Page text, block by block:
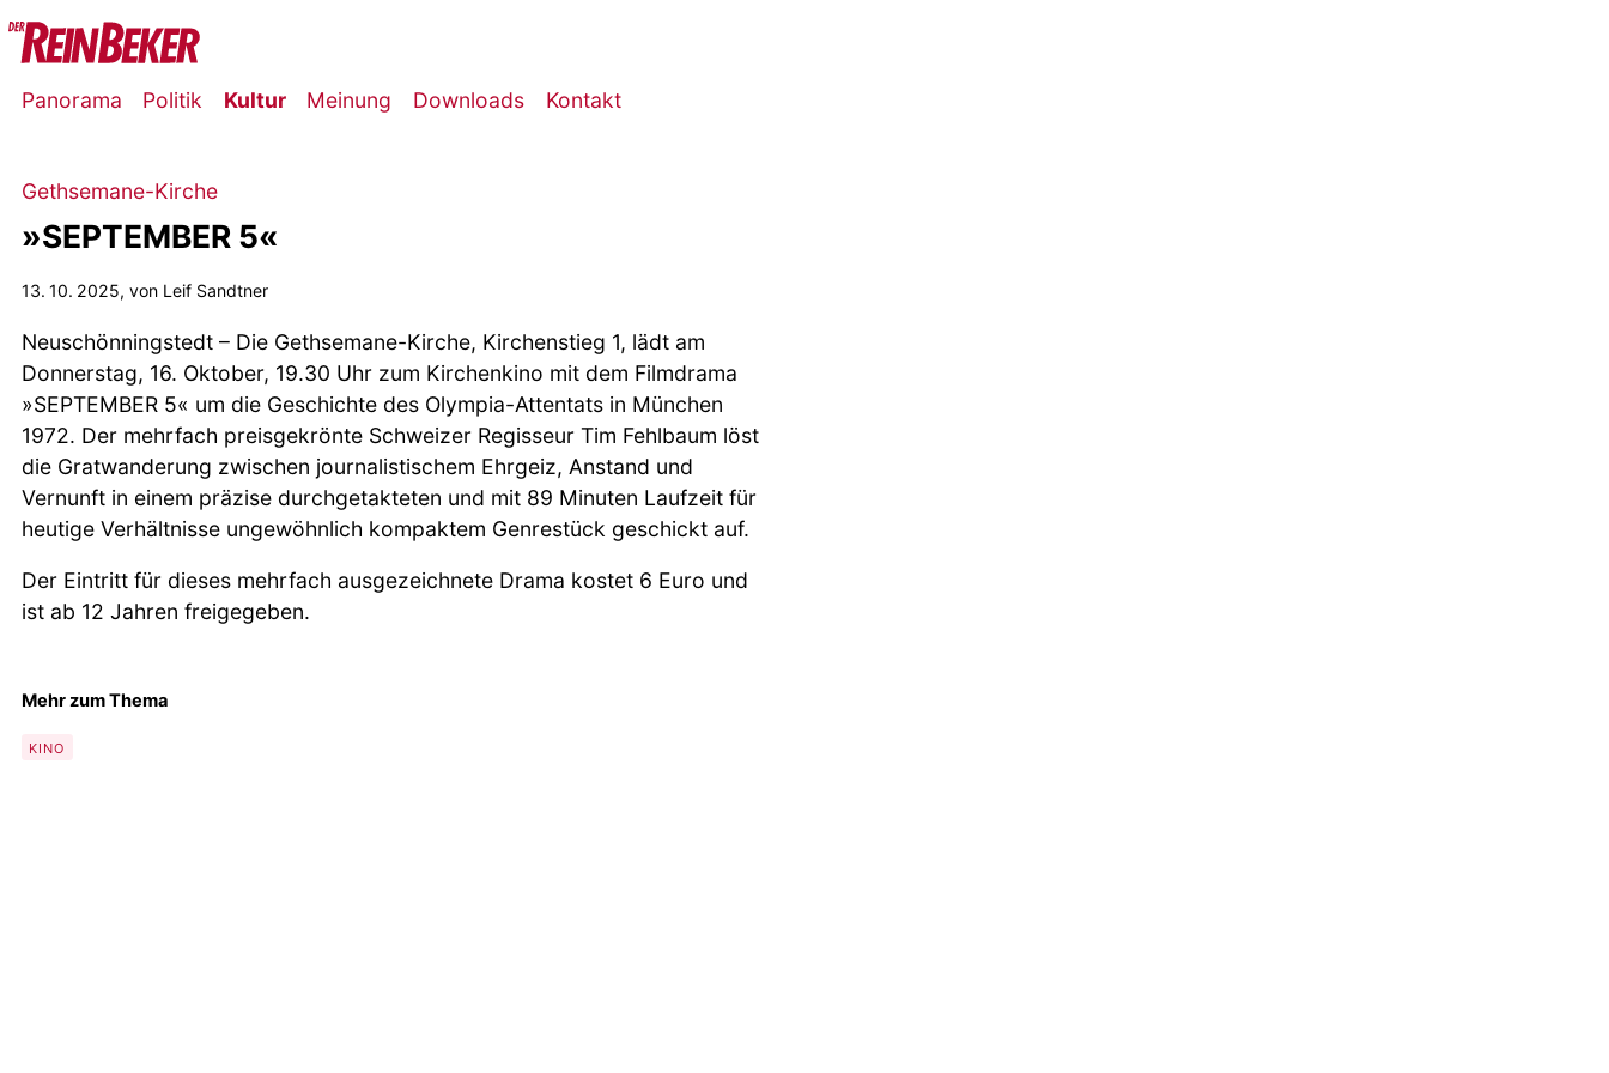
Panorama Politik Kultur Meinung Downloads Kontakt
Gethsemane-Kirche
»SEPTEMBER 5«
13. 10. 2025, von Leif Sandtner
Neuschönningstedt – Die Gethsemane-Kirche, Kirchenstieg 1, lädt am
Donnerstag, 16. Oktober, 19.30 Uhr zum Kirchenkino mit dem Filmdrama
»SEPTEMBER 5« um die Geschichte des Olympia-Attentats in München
1972. Der mehrfach preisgekrönte Schweizer Regisseur Tim Fehlbaum löst
die Gratwanderung zwischen journalistischem Ehrgeiz, Anstand und
Vernunft in einem präzise durchgetakteten und mit 89 Minuten Laufzeit für
heutige Verhältnisse ungewöhnlich kompaktem Genrestück geschickt auf.
Der Eintritt für dieses mehrfach ausgezeichnete Drama kostet 6 Euro und
ist ab 12 Jahren freigegeben.
Mehr zum Thema
KINO